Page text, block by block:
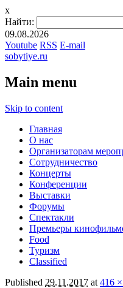
x
Найти:
09.08.2026
Youtube RSS E-mail
sobytiye.ru
Main menu
Skip to content
Главная
О нас
Организаторам
Сотрудничество
Концерты
Конференции
Выставки
Форумы
Спектакли
Премьеры
Food
Туризм
Сlassified
Published 29.11.2017 at 416